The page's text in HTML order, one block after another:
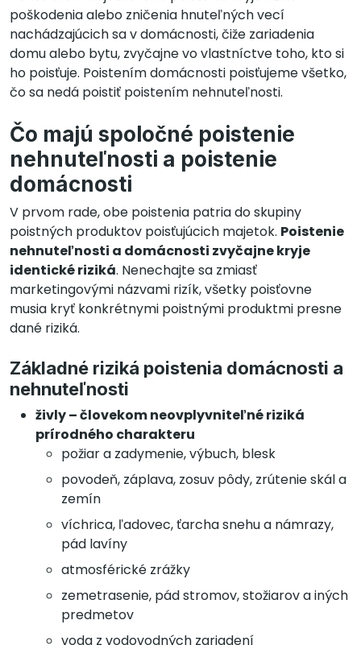
poškodenia alebo zničenia hnuteľných vecí
nachádzajúcich sa v domácnosti, čiže zariadenia
domu alebo bytu, zvyčajne vo vlastníctve toho, kto si
ho poisťuje. Poistením domácnosti poisťujeme všetko,
čo sa nedá poistiť poistením nehnuteľnosti.
Čo majú spoločné poistenie
nehnuteľnosti a poistenie
domácnosti
V prvom rade, obe poistenia patria do skupiny
poistných produktov poisťujúcich majetok. Poistenie
nehnuteľnosti a domácnosti zvyčajne kryje
identické riziká. Nenechajte sa zmiasť
marketingovými názvami rizík, všetky poisťovne
musia kryť konkrétnymi poistnými produktmi presne
dané riziká.
Základné riziká poistenia domácnosti a
nehnuteľnosti
živly – človekom neovplyvniteľné riziká
prírodného charakteru
požiar a zadymenie, výbuch, blesk
povodeň, záplava, zosuv pôdy, zrútenie skál a
zemín
víchrica, ľadovec, ťarcha snehu a námrazy,
pád lavíny
atmosférické zrážky
zemetrasenie, pád stromov, stožiarov a iných
predmetov
voda z vodovodných zariadení